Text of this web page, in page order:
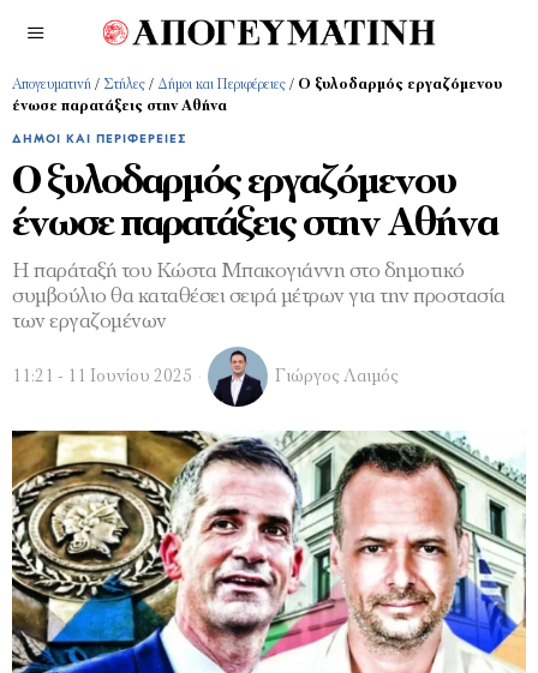
Απογευματινή / Στήλες / Δήμοι και Περιφέρειες / Ο ξυλοδαρμός εργαζόμενου
ένωσε παρατάξεις στην Αθήνα
ΔΉΜΟΙ ΚΑΙ ΠΕΡΙΦΈΡΕΙΕΣ
Ο ξυλοδαρμός εργαζόμενου
ένωσε παρατάξεις στην Αθήνα
Η παράταξή του Κώστα Μπακογιάννη στο δημοτικό
συμβούλιο θα καταθέσει σειρά μέτρων για την προστασία
των εργαζομένων
11:21 - 11 Ιουνίου 2025 Γιώργος Λαιμός